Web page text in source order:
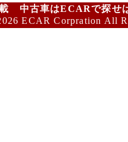
中古車はECARで探せ
ECAR Corpration All